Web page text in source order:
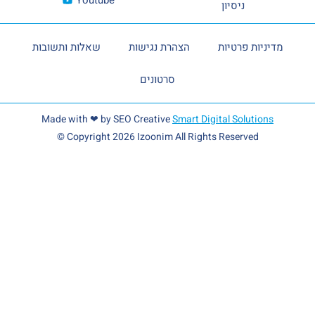
פרטיות הצהרת נגישות שאלות ותשובות
Made with ❤ by SEO CreativeSmart Digital
© Copyright 2026 Izoonim All Rights Reserved